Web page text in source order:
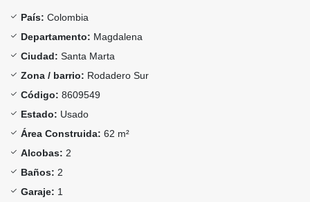
País: Colombia
Departamento: Magdalena
Ciudad: Santa Marta
Zona / barrio: Rodadero Sur
Código: 8609549
Estado: Usado
Área Construida: 62 m²
Alcobas: 2
Baños: 2
Garaje: 1